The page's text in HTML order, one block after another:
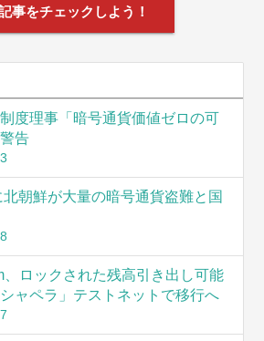
事をチェックしよう！
度理事「暗号通貨価値ゼロの可
告
朝鮮が大量の暗号通貨盗難と国
、ロックされた残高引き出し可能
ャペラ」テストネットで移行へ